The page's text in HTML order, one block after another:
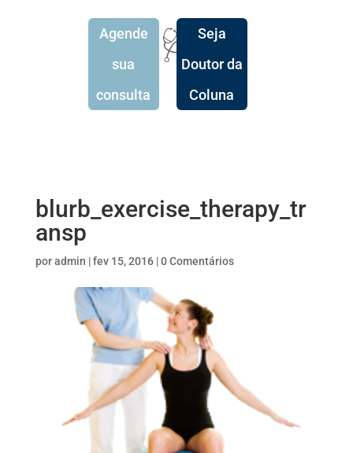
Agende
sua
consulta
🩺
Seja
Doutor da
Coluna
blurb_exercise_therapy_tr
ansp
poradmin |fev 15, 2016|0 Comentários